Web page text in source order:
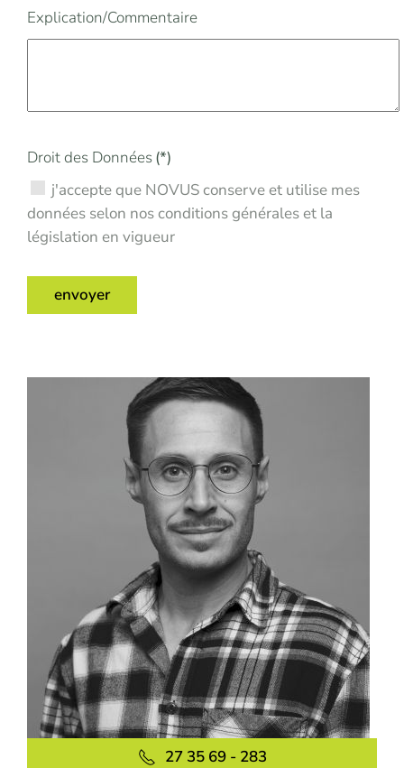
Explication/Commentaire
Droit des Données(*)
données selon nos conditions générales et la
législation en vigueur
envoyer
27 35 69 - 283